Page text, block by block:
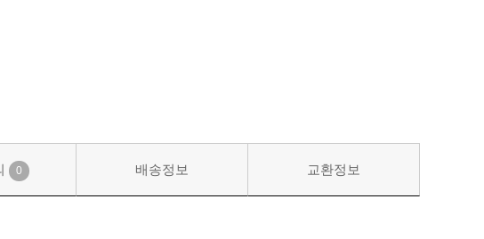
0 배송정보 교환정보